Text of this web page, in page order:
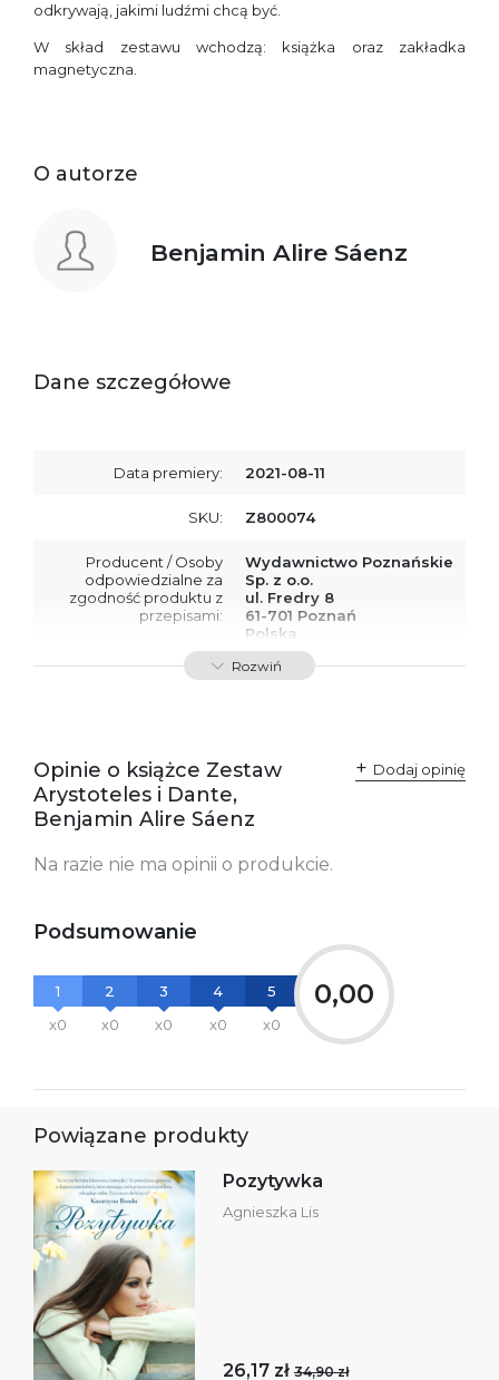
odkrywają, jakimi ludźmi chcą być.
W skład zestawu wchodzą: książka oraz zakładka
magnetyczna.
O autorze
Benjamin Alire Sáenz
Dane szczegółowe
Data premiery: 2021-08-11
SKU: Z800074
Producent / Osoby
odpowiedzialne za
zgodność produktu z
przepisami:
Wydawnictwo Poznańskie
Sp. z o.o.
ul. Fredry 8
61-701 Poznań
Polska
kontakt@wydajenamsie.pl
+48 61 623 38 38
Rozwiń
Opinie o książce Zestaw
Arystoteles i Dante,
Benjamin Alire Sáenz
Dodaj opinię
Na razie nie ma opinii o produkcie.
Podsumowanie
1
x0
2
x0
3
x0
4
x0
5
x0
0,00
Powiązane produkty
Pozytywka
Agnieszka Lis
26,17 zł 34,90 zł